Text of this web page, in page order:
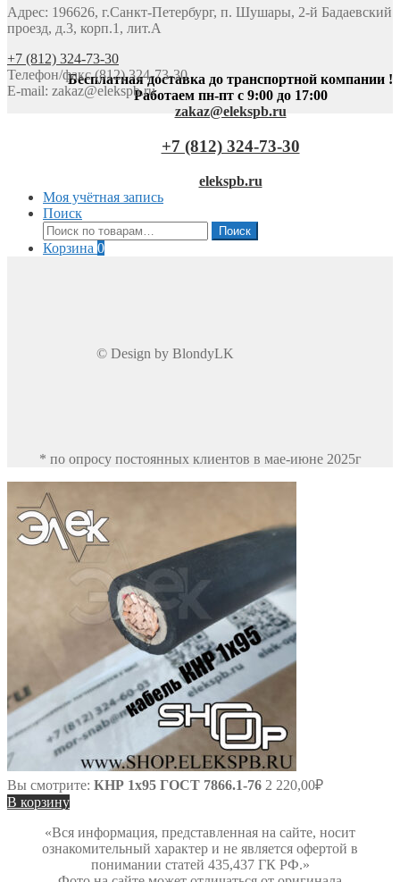
Адрес: 196626, г.Санкт-Петербург, п. Шушары, 2-й Бадаевский
проезд, д.3, корп.1, лит.А
+7 (812) 324-73-30
Телефон/факс (812) 324-73-30
E-mail: zakaz@elekspb.ru
Бесплатная доставка до транспортной компании !
Работаем пн-пт с 9:00 до 17:00
zakaz@elekspb.ru
+7 (812) 324-73-30
elekspb.ru
Моя учётная запись
Поиск
Искать:
Поиск
Корзина 0
© Design by BlondyLK
* по опросу постоянных клиентов в мае-июне 2025г
Вы смотрите: КНР 1х95 ГОСТ 7866.1-76 2 220,00₽
В корзину
«Вся информация, представленная на сайте, носит
ознакомительный характер и не является офертой в
понимании статей 435,437 ГК РФ.»